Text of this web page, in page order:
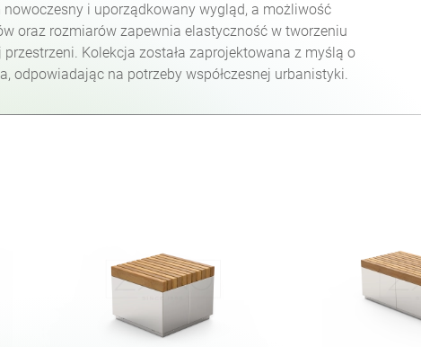
i uporządkowany wygląd, a możliwość
oraz rozmiarów zapewnia elastyczność w tworzeniu
Kolekcja została zaprojektowana z myślą o
odpowiadając na potrzeby współczesnej urbanistyki.